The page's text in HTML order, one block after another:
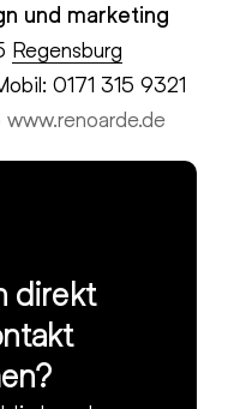
und marketing
Regensburg
0171 315 9321
www.renoarde.de
direkt